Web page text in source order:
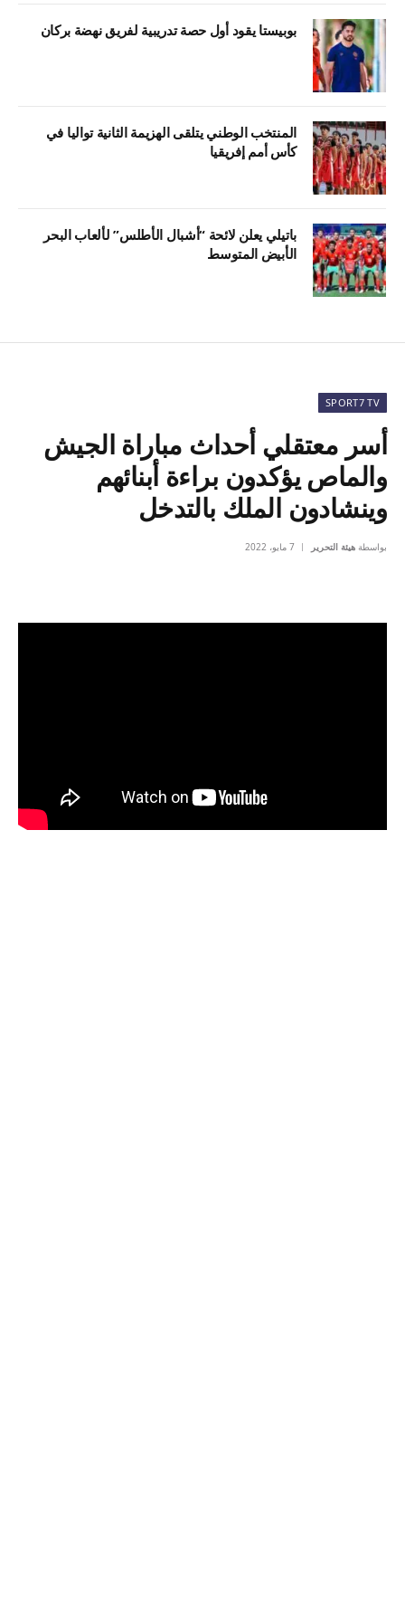
بوبيستا يقود أول حصة تدريبية لفريق نهضة بركان
المنتخب الوطني يتلقى الهزيمة الثانية تواليا في
كأس أمم إفريقيا
باتيلي يعلن لائحة “أشبال الأطلس” لألعاب البحر
الأبيض المتوسط
SPORT7 TV
أسر معتقلي أحداث مباراة الجيش
والماص يؤكدون براءة أبنائهم
وينشادون الملك بالتدخل
بواسطة هيئة التحرير 7 مايو، 2022